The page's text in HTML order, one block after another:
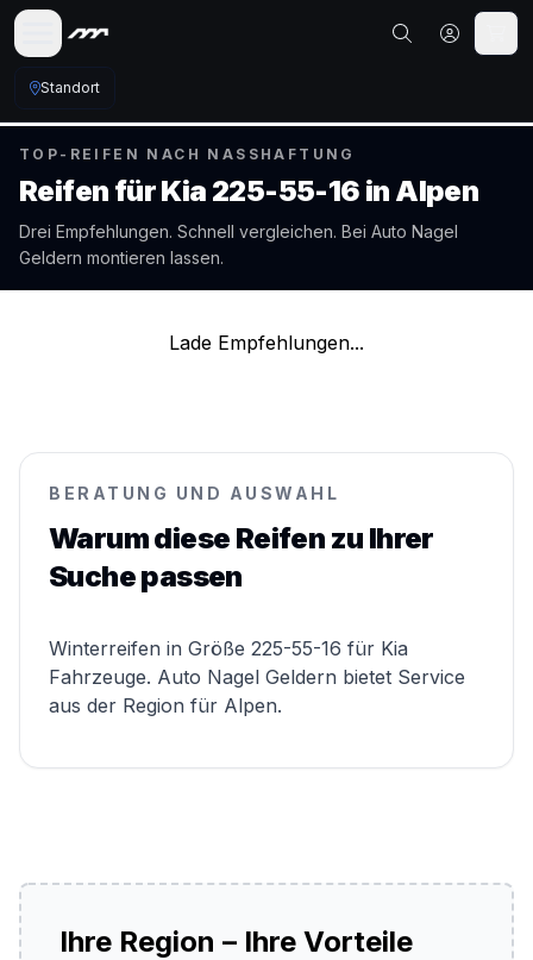
Standort
TOP-REIFEN NACH NASSHAFTUNG
Reifen fürKia 225-55-16 in Alpen
Drei Empfehlungen. Schnell vergleichen. Bei Auto Nagel
Geldern montieren lassen.
Lade Empfehlungen...
BERATUNG UND AUSWAHL
Warum diese Reifen zu Ihrer
Suche passen
Winterreifen in Größe 225-55-16 für Kia
Fahrzeuge. Auto Nagel Geldern bietet Service
aus der Region für Alpen.
Ihre Region – Ihre Vorteile